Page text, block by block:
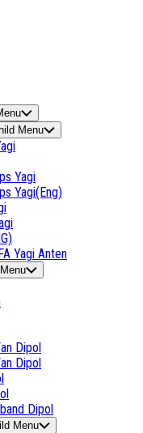
Menu
Yagi
Yagi(Eng)
Yagi Anten
Dipol
Dipol
Dipol
Menu